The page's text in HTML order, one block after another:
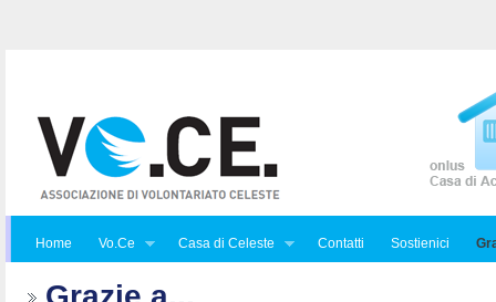
Home Vo.Ce Casa di Celeste Contatti Sostienici